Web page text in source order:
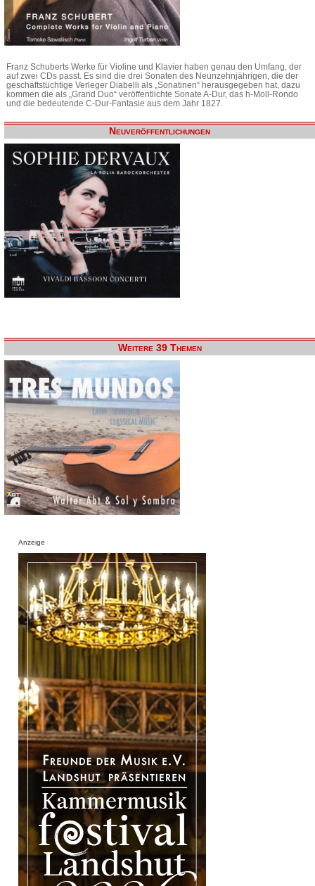
Franz Schuberts Werke für Violine und Klavier haben genau den Umfang, der
auf zwei CDs passt. Es sind die drei Sonaten des Neunzehnjährigen, die der
geschäftstüchtige Verleger Diabelli als „Sonatinen“ herausgegeben hat, dazu
kommen die als „Grand Duo“ veröffentlichte Sonate A-Dur, das h-Moll-Rondo
und die bedeutende C-Dur-Fantasie aus dem Jahr 1827.
Neuveröffentlichungen
Weitere 39 Themen
Anzeige